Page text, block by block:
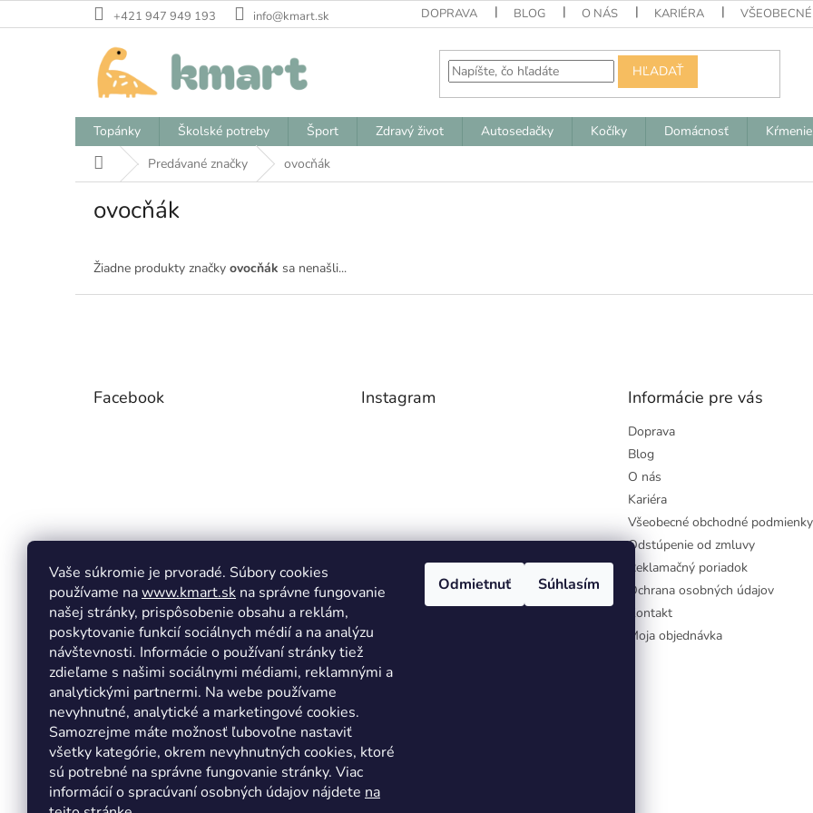
Vaše súkromie je prvoradé. Súbory cookies
používame nawww.kmart.sk na správne fungovanie
našej stránky, prispôsobenie obsahu a reklám,
poskytovanie funkcií sociálnych médií a na analýzu
návštevnosti. Informácie o používaní stránky tiež
zdieľame s našimi sociálnymi médiami, reklamnými a
analytickými partnermi. Na webe používame
nevyhnutné, analytické a marketingové cookies.
Samozrejme máte možnosť ľubovoľne nastaviť
všetky kategórie, okrem nevyhnutných cookies, ktoré
sú potrebné na správne fungovanie stránky. Viac
informácií o spracúvaní osobných údajov nájdete na
Odmietnuť Súhlasím
na
+421 947 949 193 info@kmart.sk DOPRAVA BLOG O NÁS KARIÉRA
HĽADAŤ
Topánky Školské potreby Šport Zdravý život Autosedačky Kočíky Domácnosť
DomovPredávané značky ovocňák
ovocňák
Žiadne produkty značky ovocňák sa nenašli...
Facebook Instagram Informácie pre vás
Doprava
Blog
O nás
Kariéra
Všeobecné obchodné podmienky
Odstúpenie od zmluvy
Reklamačný poriadok
Ochrana osobných údajov
Kontakt
Moja objednávka
Copyright 2026Kmart.sk. Všetky práva vyhradené.